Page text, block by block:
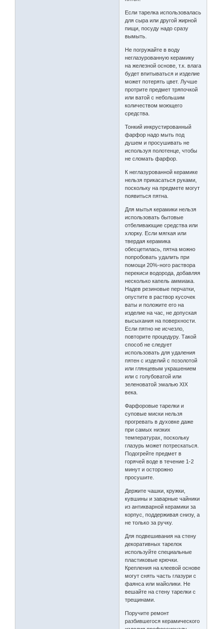
Если тарелка использовалась
для сыра или другой жирной
пищи, посуду надо сразу
вымыть.
Не погружайте в воду
неглазурованную керамику
на железной основе, т.к. влага
будет впитываться и изделие
может потерять цвет. Лучше
протрите предмет тряпочкой
или ватой с небольшим
количеством моющего
средства.
Тонкий инкрустированный
фарфор надо мыть под
душем и просушивать не
используя полотенце, чтобы
не сломать фарфор.
К неглазурованной керамике
нельзя прикасаться руками,
поскольку на предмете могут
появиться пятна.
Для мытья керамики нельзя
использовать бытовые
отбеливающие средства или
хлорку. Если мягкая или
твердая керамика
обесцетилась, пятна можно
попробовать удалить при
помощи 20%-ного раствора
перекиси водорода, добавляя
несколько капель аммиака.
Надев резиновые перчатки,
опустите в раствор кусочек
ваты и положите его на
изделие на час, не допуская
высыхания на поверхности.
Если пятно не исчезло,
повторите процедуру. Такой
способ не следует
использовать для удаления
пятен с изделий с позолотой
или глянцевым украшением
или с голубоватой или
зеленоватой эмалью XIX
века.
Фарфоровые тарелки и
суповые миски нельзя
прогревать в духовке даже
при самых низких
температурах, поскольку
глазурь может потрескаться.
Подогрейте предмет в
горячей воде в течение 1-2
минут и осторожно
просушите.
Держите чашки, кружки,
кувшины и заварные чайники
из антикварной керамики за
корпус, поддерживая снизу, а
не только за ручку.
Для подвешивания на стену
декоративных тарелок
используйте специальные
пластиковые крючки.
Крепления на клеевой основе
могут снять часть глазури с
фаянса или майолики. Не
вешайте на стену тарелки с
трещинами.
Поручите ремонт
разбившегося керамического